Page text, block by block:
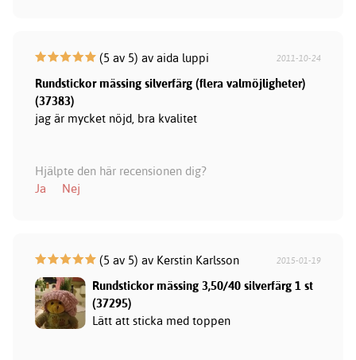
(5 av 5) av aida luppi 2011-10-24
Rundstickor mässing silverfärg (flera valmöjligheter)
(37383)
jag är mycket nöjd, bra kvalitet
Hjälpte den här recensionen dig?
Ja
Nej
(5 av 5) av Kerstin Karlsson 2015-01-19
Rundstickor mässing 3,50/40 silverfärg 1 st
(37295)
Lätt att sticka med toppen